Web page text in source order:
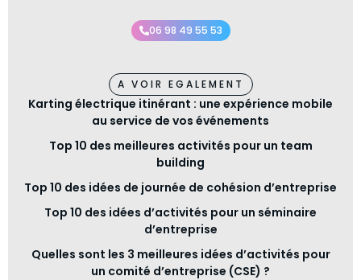
06 98 49 55 53
A VOIR EGALEMENT
Karting électrique itinérant : une expérience mobile
au service de vos événements
Top 10 des meilleures activités pour un team
building
Top 10 des idées de journée de cohésion d’entreprise
Top 10 des idées d’activités pour un séminaire
d’entreprise
Quelles sont les 3 meilleures idées d’activités pour
un comité d’entreprise (CSE) ?